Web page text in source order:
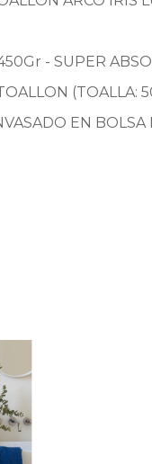
- SUPER
EN BOLSA